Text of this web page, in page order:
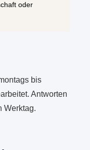
oder
bis
Antworten
Werktag.